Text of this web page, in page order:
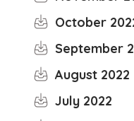
October
September
August 2022
July 2022